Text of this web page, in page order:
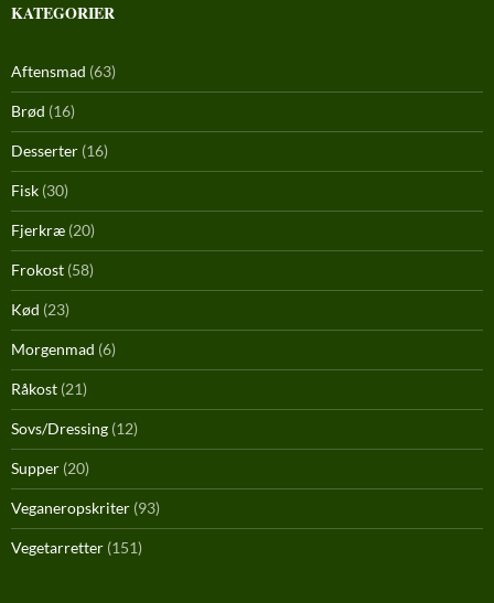
KATEGORIER
Aftensmad (63)
Brød (16)
Desserter (16)
Fisk (30)
Fjerkræ (20)
Frokost (58)
Kød (23)
Morgenmad (6)
Råkost (21)
Sovs/Dressing (12)
Supper (20)
Veganeropskriter (93)
Vegetarretter (151)